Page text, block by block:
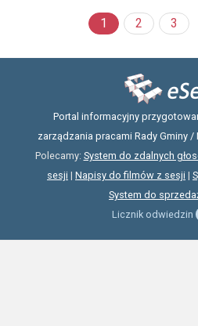
1 2 3
Portal informacyjny
zarządzania pracami Rady Gminy /
Polecamy: System do zdalnych
sesji | Napisy do filmów z sesji |
System do
Licznik odwiedzin